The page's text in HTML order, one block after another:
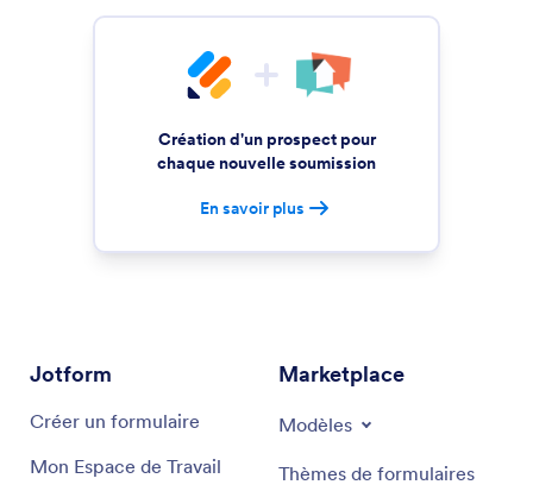
Création d'un prospect pour
chaque nouvelle soumission
En savoir plus
Jotform
Créer un formulaire
Mon Espace de Travail
Marketplace
Modèles
Thèmes de formulaires